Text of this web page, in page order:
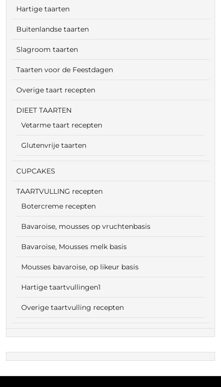
Hartige taarten
Buitenlandse taarten
Slagroom taarten
Taarten voor de Feestdagen
Overige taart recepten
DIEET TAARTEN
Vetarme taart recepten
Glutenvrije taarten
CUPCAKES
TAARTVULLING recepten
Botercreme recepten
Bavaroise, mousses op vruchtenbasis
Bavaroise, Mousses melk basis
Mousses bavaroise, op likeur basis
Hartige taartvullingen1
Overige taartvulling recepten